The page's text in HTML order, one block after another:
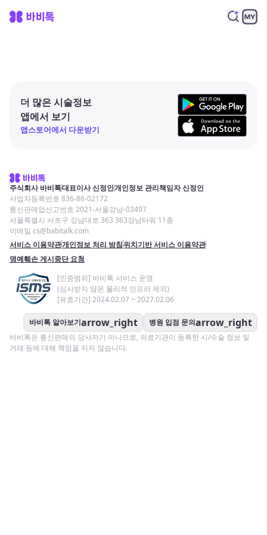
더 많은 시술정보
앱에서 보기
앱스토어에서 다운받기
주식회사 바비톡대표이사 신정인개인정보 관리책임자 신정인
사업자등록번호 836-86-02172
통신판매업신고번호 2021-서울강남-03497
서울특별시 서초구 강남대로 363 363강남타워 11층
이메일 cs@babitalk.com
서비스 이용약관개인정보 처리 방침위치기반 서비스 이용약관
명예훼손 게시중단 요청
[인증범위] 바비톡 서비스 운영
(심사받지 않은 물리적 인프라 제외)
[유효기간] 2024.02.07 ~ 2027.02.06
바비톡 알아보기arrow_right 병원 입점 문의arrow_right
바비톡은 통신판매의 당사자가 아니므로, 의료기관이 등록한 시/수술 정보 및
거래 등에 대해 책임을 지지 않습니다.